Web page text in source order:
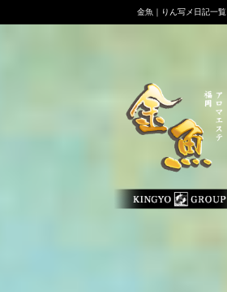
金魚｜りん写メ日記一覧